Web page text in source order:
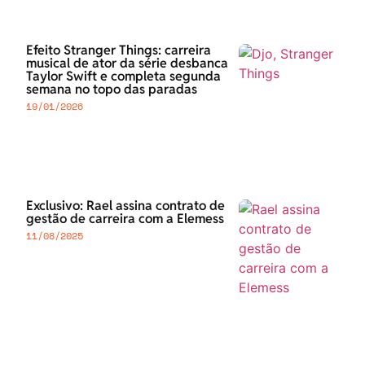
Efeito Stranger Things: carreira
musical de ator da série desbanca
Taylor Swift e completa segunda
semana no topo das paradas
19/01/2026
Exclusivo: Rael assina contrato de
gestão de carreira com a Elemess
11/08/2025